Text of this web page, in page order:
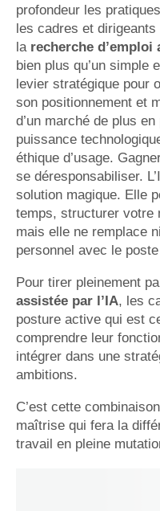
profondeur les
les cadres et
la recherche d’emploi
bien plus qu’un simple
levier stratégique pour
son positionnement et
d’un marché de plus
puissance
éthique d’usage.
se déresponsabiliser.
solution magique. Elle
temps, structurer
mais elle ne remplace
personnel avec le
Pour tirer pleinement
assistée par l’IA, les
posture active qui est
comprendre leur
intégrer dans une
ambitions.
C’est cette
maîtrise qui fera la
travail en pleine